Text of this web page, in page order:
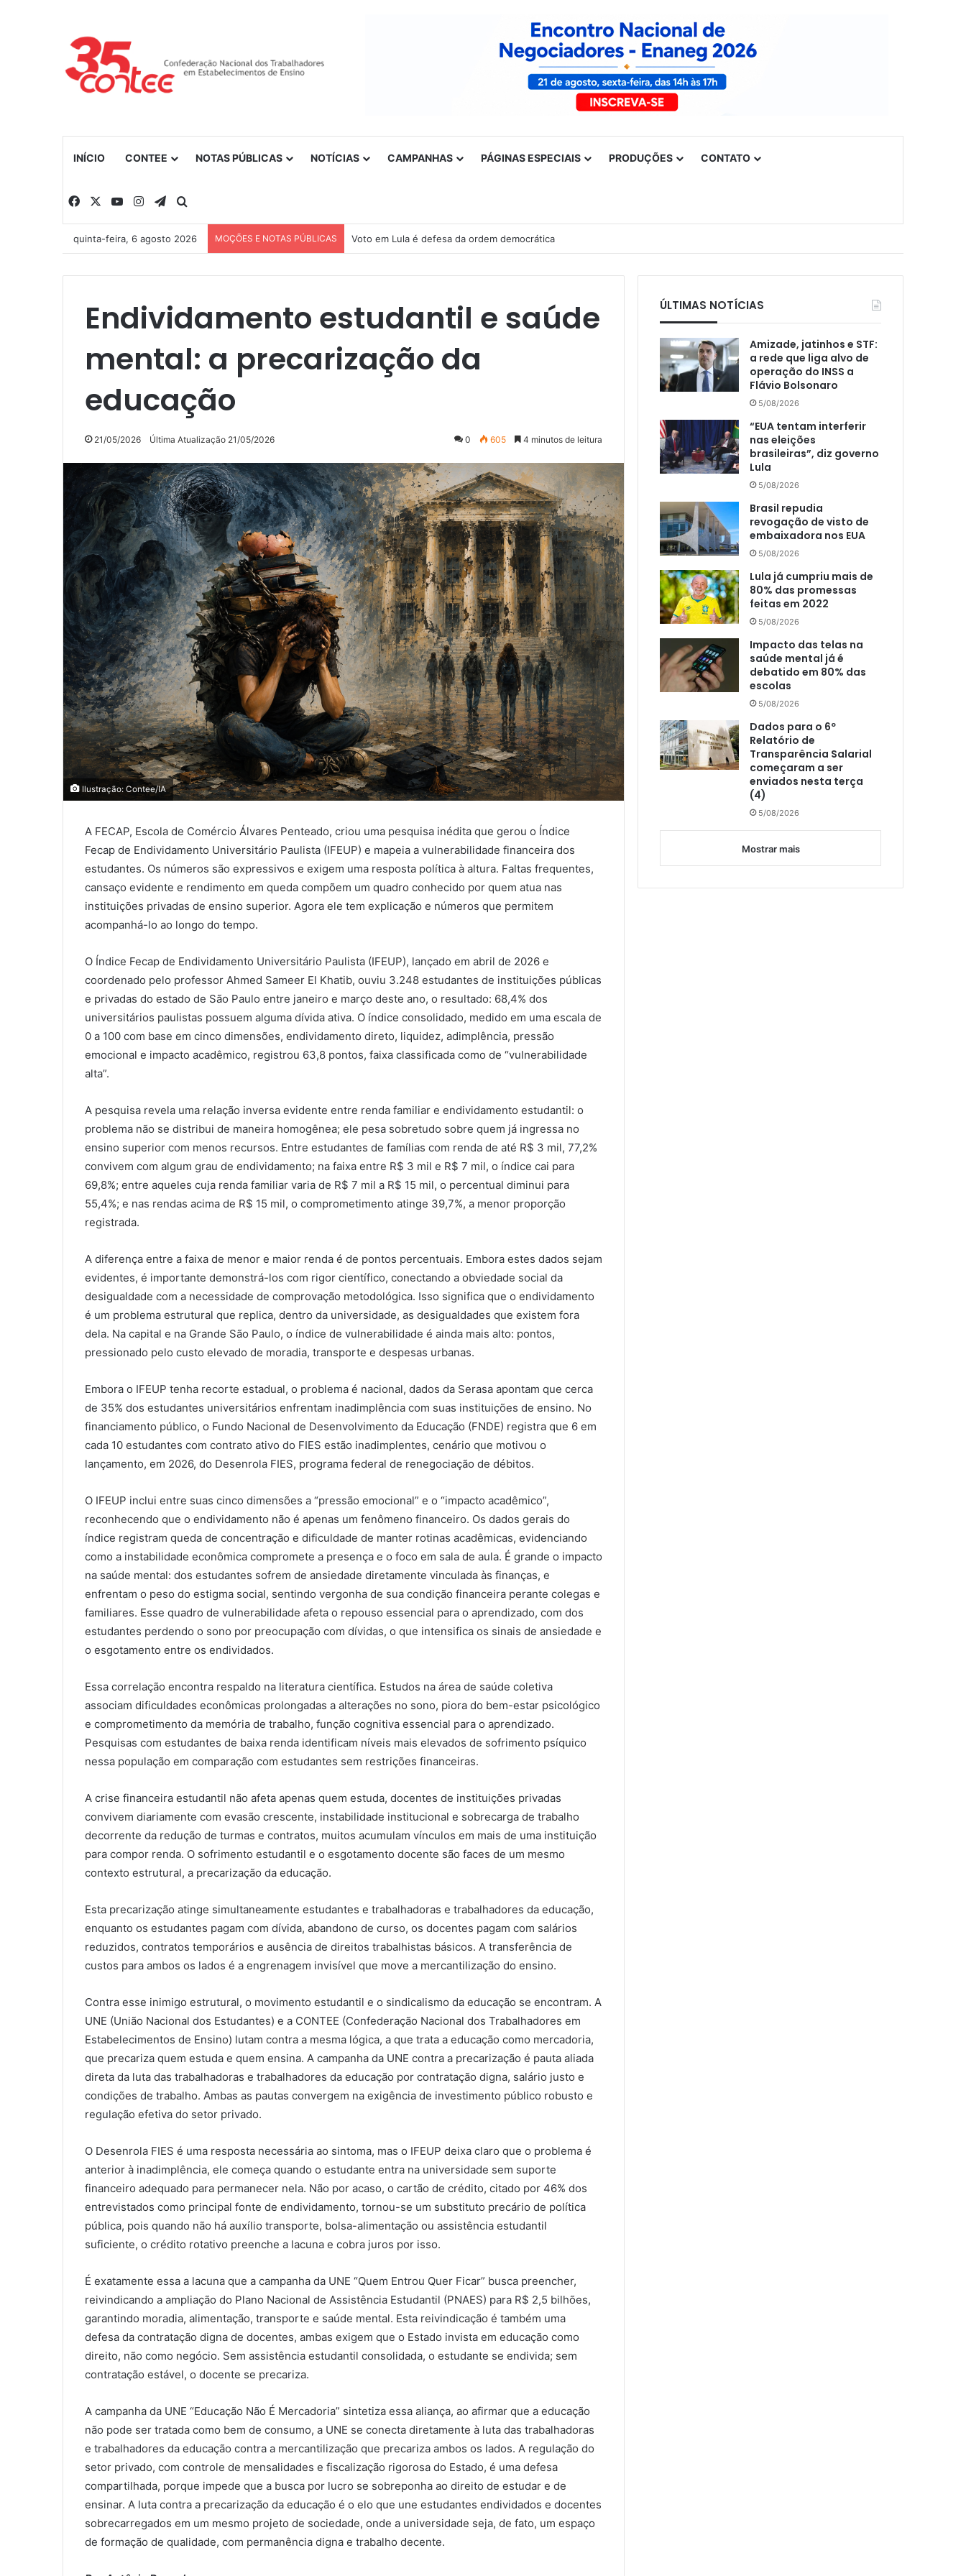
INÍCIO CONTEE NOTAS PÚBLICAS NOTÍCIAS CAMPANHAS PÁGINAS ESPECIAIS PRODUÇÕES CONTATO
Facebook YouTubeInstagramTelegram
quinta-feira, 6 agosto 2026 MOÇÕES E NOTAS PÚBLICAS Nota de solidariedade ao povo venezuelano
Endividamento estudantil e saúde
mental: a precarização da
educação
21/05/2026 Última Atualização 21/05/2026 0 605 4 minutos de leitura
Ilustração: Contee/IA
A FECAP, Escola de Comércio Álvares Penteado, criou uma pesquisa inédita que gerou o Índice
Fecap de Endividamento Universitário Paulista (IFEUP) e mapeia a vulnerabilidade financeira dos
estudantes. Os números são expressivos e exigem uma resposta política à altura. Faltas frequentes,
cansaço evidente e rendimento em queda compõem um quadro conhecido por quem atua nas
instituições privadas de ensino superior. Agora ele tem explicação e números que permitem
acompanhá-lo ao longo do tempo.
O Índice Fecap de Endividamento Universitário Paulista (IFEUP), lançado em abril de 2026 e
coordenado pelo professor Ahmed Sameer El Khatib, ouviu 3.248 estudantes de instituições públicas
e privadas do estado de São Paulo entre janeiro e março deste ano, o resultado: 68,4% dos
universitários paulistas possuem alguma dívida ativa. O índice consolidado, medido em uma escala de
0 a 100 com base em cinco dimensões, endividamento direto, liquidez, adimplência, pressão
emocional e impacto acadêmico, registrou 63,8 pontos, faixa classificada como de “vulnerabilidade
alta”.
A pesquisa revela uma relação inversa evidente entre renda familiar e endividamento estudantil: o
problema não se distribui de maneira homogênea; ele pesa sobretudo sobre quem já ingressa no
ensino superior com menos recursos. Entre estudantes de famílias com renda de até R$ 3 mil, 77,2%
convivem com algum grau de endividamento; na faixa entre R$ 3 mil e R$ 7 mil, o índice cai para
69,8%; entre aqueles cuja renda familiar varia de R$ 7 mil a R$ 15 mil, o percentual diminui para
55,4%; e nas rendas acima de R$ 15 mil, o comprometimento atinge 39,7%, a menor proporção
registrada.
A diferença entre a faixa de menor e maior renda é de pontos percentuais. Embora estes dados sejam
evidentes, é importante demonstrá-los com rigor científico, conectando a obviedade social da
desigualdade com a necessidade de comprovação metodológica. Isso significa que o endividamento
é um problema estrutural que replica, dentro da universidade, as desigualdades que existem fora
dela. Na capital e na Grande São Paulo, o índice de vulnerabilidade é ainda mais alto: pontos,
pressionado pelo custo elevado de moradia, transporte e despesas urbanas.
Embora o IFEUP tenha recorte estadual, o problema é nacional, dados da Serasa apontam que cerca
de 35% dos estudantes universitários enfrentam inadimplência com suas instituições de ensino. No
financiamento público, o Fundo Nacional de Desenvolvimento da Educação (FNDE) registra que 6 em
cada 10 estudantes com contrato ativo do FIES estão inadimplentes, cenário que motivou o
lançamento, em 2026, do Desenrola FIES, programa federal de renegociação de débitos.
O IFEUP inclui entre suas cinco dimensões a “pressão emocional” e o “impacto acadêmico”,
reconhecendo que o endividamento não é apenas um fenômeno financeiro. Os dados gerais do
índice registram queda de concentração e dificuldade de manter rotinas acadêmicas, evidenciando
como a instabilidade econômica compromete a presença e o foco em sala de aula. É grande o impacto
na saúde mental: dos estudantes sofrem de ansiedade diretamente vinculada às finanças, e
enfrentam o peso do estigma social, sentindo vergonha de sua condição financeira perante colegas e
familiares. Esse quadro de vulnerabilidade afeta o repouso essencial para o aprendizado, com dos
estudantes perdendo o sono por preocupação com dívidas, o que intensifica os sinais de ansiedade e
o esgotamento entre os endividados.
Essa correlação encontra respaldo na literatura científica. Estudos na área de saúde coletiva
associam dificuldades econômicas prolongadas a alterações no sono, piora do bem-estar psicológico
e comprometimento da memória de trabalho, função cognitiva essencial para o aprendizado.
Pesquisas com estudantes de baixa renda identificam níveis mais elevados de sofrimento psíquico
nessa população em comparação com estudantes sem restrições financeiras.
A crise financeira estudantil não afeta apenas quem estuda, docentes de instituições privadas
convivem diariamente com evasão crescente, instabilidade institucional e sobrecarga de trabalho
decorrente da redução de turmas e contratos, muitos acumulam vínculos em mais de uma instituição
para compor renda. O sofrimento estudantil e o esgotamento docente são faces de um mesmo
contexto estrutural, a precarização da educação.
Esta precarização atinge simultaneamente estudantes e trabalhadoras e trabalhadores da educação,
enquanto os estudantes pagam com dívida, abandono de curso, os docentes pagam com salários
reduzidos, contratos temporários e ausência de direitos trabalhistas básicos. A transferência de
custos para ambos os lados é a engrenagem invisível que move a mercantilização do ensino.
Contra esse inimigo estrutural, o movimento estudantil e o sindicalismo da educação se encontram. A
UNE (União Nacional dos Estudantes) e a CONTEE (Confederação Nacional dos Trabalhadores em
Estabelecimentos de Ensino) lutam contra a mesma lógica, a que trata a educação como mercadoria,
que precariza quem estuda e quem ensina. A campanha da UNE contra a precarização é pauta aliada
direta da luta das trabalhadoras e trabalhadores da educação por contratação digna, salário justo e
condições de trabalho. Ambas as pautas convergem na exigência de investimento público robusto e
regulação efetiva do setor privado.
O Desenrola FIES é uma resposta necessária ao sintoma, mas o IFEUP deixa claro que o problema é
anterior à inadimplência, ele começa quando o estudante entra na universidade sem suporte
financeiro adequado para permanecer nela. Não por acaso, o cartão de crédito, citado por 46% dos
entrevistados como principal fonte de endividamento, tornou-se um substituto precário de política
pública, pois quando não há auxílio transporte, bolsa-alimentação ou assistência estudantil
suficiente, o crédito rotativo preenche a lacuna e cobra juros por isso.
É exatamente essa a lacuna que a campanha da UNE “Quem Entrou Quer Ficar” busca preencher,
reivindicando a ampliação do Plano Nacional de Assistência Estudantil (PNAES) para R$ 2,5 bilhões,
garantindo moradia, alimentação, transporte e saúde mental. Esta reivindicação é também uma
defesa da contratação digna de docentes, ambas exigem que o Estado invista em educação como
direito, não como negócio. Sem assistência estudantil consolidada, o estudante se endivida; sem
contratação estável, o docente se precariza.
A campanha da UNE “Educação Não É Mercadoria” sintetiza essa aliança, ao afirmar que a educação
não pode ser tratada como bem de consumo, a UNE se conecta diretamente à luta das trabalhadoras
e trabalhadores da educação contra a mercantilização que precariza ambos os lados. A regulação do
setor privado, com controle de mensalidades e fiscalização rigorosa do Estado, é uma defesa
compartilhada, porque impede que a busca por lucro se sobreponha ao direito de estudar e de
ensinar. A luta contra a precarização da educação é o elo que une estudantes endividados e docentes
sobrecarregados em um mesmo projeto de sociedade, onde a universidade seja, de fato, um espaço
de formação de qualidade, com permanência digna e trabalho decente.
ÚLTIMAS NOTÍCIAS
Amizade, jatinhos e STF:
a rede que liga alvo de
operação do INSS a
Flávio Bolsonaro
5/08/2026
“EUA tentam interferir
nas eleições
brasileiras”, diz governo
Lula
5/08/2026
Brasil repudia
revogação de visto de
embaixadora nos EUA
5/08/2026
Lula já cumpriu mais de
80% das promessas
feitas em 2022
5/08/2026
Impacto das telas na
saúde mental já é
debatido em 80% das
escolas
5/08/2026
Dados para o 6º
Relatório de
Transparência Salarial
começaram a ser
enviados nesta terça
(4)
5/08/2026
Mostrar mais